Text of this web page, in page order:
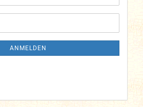
ANMELDEN